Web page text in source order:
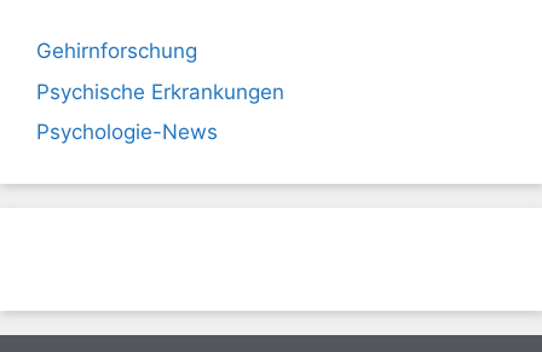
Gehirnforschung
Psychische Erkrankungen
Psychologie-News